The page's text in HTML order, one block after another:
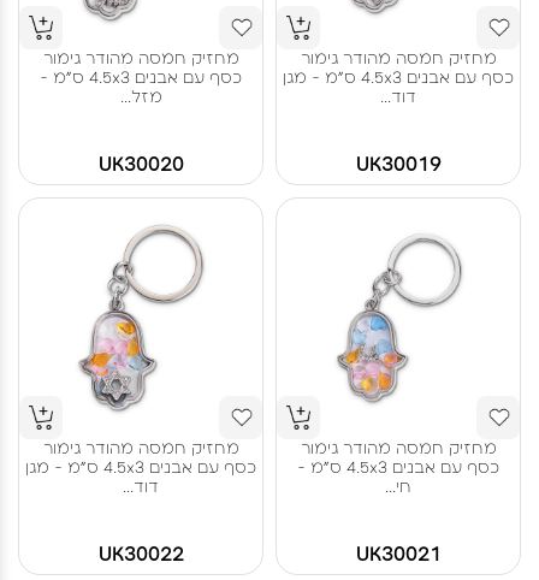
מחזיק חמסה מהודר גימור
כסף עם אבנים 4.5x3 ס"מ - מגן
דוד...
UK30019
מחזיק חמסה מהודר גימור
כסף עם אבנים 4.5x3 ס"מ -
מזל...
UK30020
מחזיק חמסה מהודר גימור
כסף עם אבנים 4.5x3 ס"מ -
חי...
UK30021
מחזיק חמסה מהודר גימור
כסף עם אבנים 4.5x3 ס"מ - מגן
דוד...
UK30022